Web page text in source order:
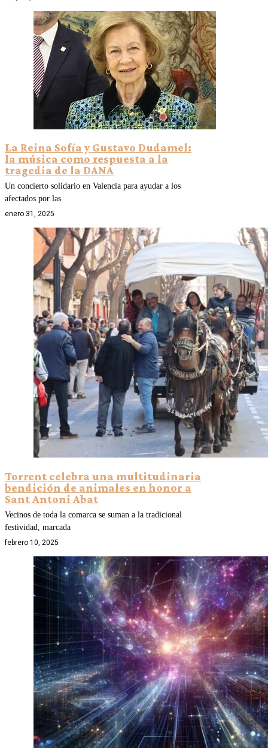
La Reina Sofía y Gustavo Dudamel:
la música como respuesta a la
tragedia de la DANA
Un concierto solidario en Valencia para ayudar a los
afectados por las
enero 31, 2025
Torrent celebra una multitudinaria
bendición de animales en honor a
Sant Antoni Abat
Vecinos de toda la comarca se suman a la tradicional
festividad, marcada
febrero 10, 2025